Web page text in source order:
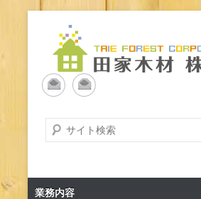
プ
木材加工・卸
式会
北海道内で木材加工・卸は田家木材へ
検
索
始
メ
業務内容